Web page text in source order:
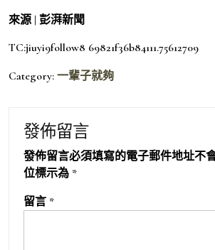
來源 | 彭湃新聞
TC:jiuyi9follow8 69821f36b84111.75612709
Category: 一輩子就夠
發佈留言
發佈留言必須填寫的電子郵件地址不
位標示為 *
留言 *